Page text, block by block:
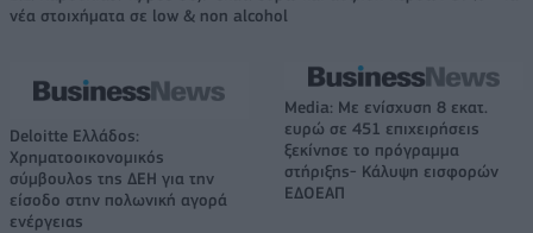
νέα στοιχήματα σε low & non alcohol
Deloitte Ελλάδος:
Χρηματοοικονομικός
σύμβουλος της ΔΕΗ για την
είσοδο στην πολωνική αγορά
ενέργειας
Media: Με ενίσχυση 8 εκατ.
ευρώ σε 451 επιχειρήσεις
ξεκίνησε το πρόγραμμα
στήριξης- Κάλυψη εισφορών
ΕΔΟΕΑΠ